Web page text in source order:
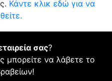
Κάντε κλικ εδώ για να
σας?
μπορείτε να λάβετε το